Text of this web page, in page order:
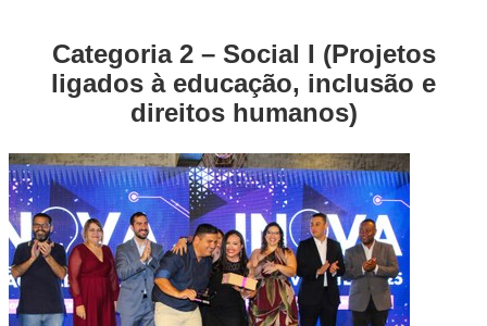
Categoria 2 – Social I (Projetos
ligados à educação, inclusão e
direitos humanos)